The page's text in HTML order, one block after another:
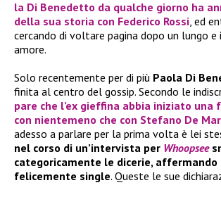
la Di Benedetto da qualche giorno ha
della sua storia con Federico Rossi, ed
cercando di voltare pagina dopo un lungo
amore.
Solo recentemente per di più Paola Di
finita al centro del gossip. Secondo le
pare che l’ex gieffina abbia iniziato una
con nientemeno che con Stefano De
adesso a parlare per la prima volta è lei
nel corso di un’intervista per Whoopsee
categoricamente le dicerie, affermando
felicemente single. Queste le sue